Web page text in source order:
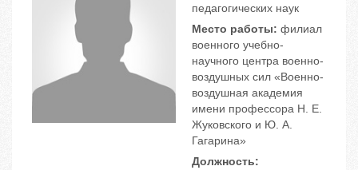
педагогических наук
Место работы: филиал
военного учебно-
научного центра военно-
воздушных сил «Военно-
воздушная академия
имени профессора Н. Е.
Жуковского и Ю. А.
Гагарина»
Должность: